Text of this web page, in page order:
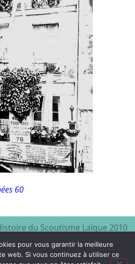
60
du Scoutisme Laïque 2010
:EEDF–Mentions légales et
de confidentialité
pour vous garantir la meilleure
web. Si vous continuez à utiliser ce